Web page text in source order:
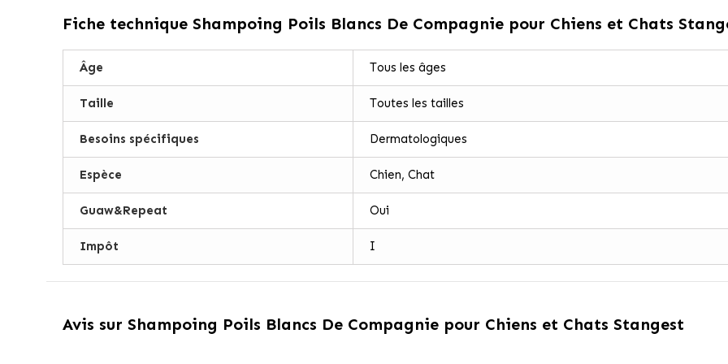
Fiche technique Shampoing Poils Blancs De Compagnie pour Chiens et Chats
Âge Tous les âges
Taille Toutes les tailles
Besoins spécifiques Dermatologiques
Espèce Chien, Chat
Guaw&Repeat Oui
Impôt I
Avis sur Shampoing Poils Blancs De Compagnie pour Chiens et Chats Stangest